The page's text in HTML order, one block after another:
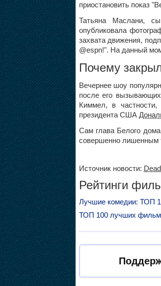
приостановить показ
Татьяна Маслани,
опубликовала
захвата движения,
@espn!". На данный
Почему
Вечернее шоу
после его вызывающих
Киммел, в частности,
президента США
Сам глава Белого
совершенно лишенным
Источник новости:
Рейтинги
Лучшие комедии: ТОП
ТОП 100 лучших